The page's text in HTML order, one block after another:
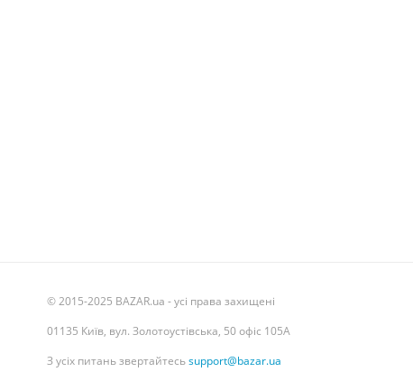
© 2015-2025 BAZAR.ua - усі права захищені
01135 Київ, вул. Золотоустівська, 50 офіс 105А
З усіх питань звертайтесьsupport@bazar.ua